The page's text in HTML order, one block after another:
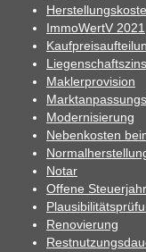
ImmoWertV 2021
Liegenschaftszins
Maklerprovision
Modernisierung
Nebenkosten
Notar
Offene
Renovierung